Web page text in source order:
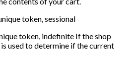
token, sessional
token, indefinite If the shop
used to determine if the current